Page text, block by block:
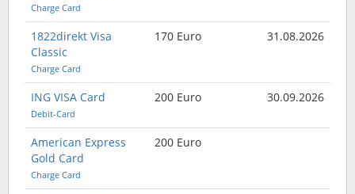
Charge Card
1822direkt Visa
Classic
Charge Card
170 Euro 31.08.2026
ING VISA Card
Debit-Card
200 Euro 30.09.2026
American Express
Gold Card
Charge Card
200 Euro